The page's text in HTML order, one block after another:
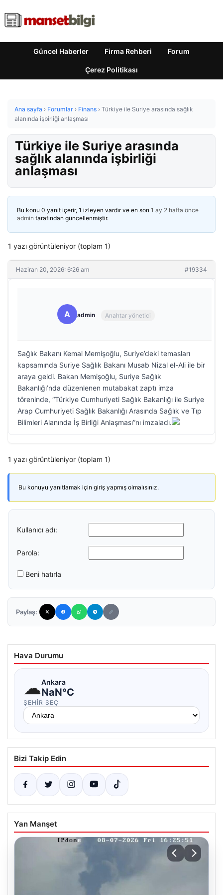
Güncel Haberler Firma Rehberi Forum
Çerez Politikası
Ana sayfa › Forumlar › Finans › Türkiye ile Suriye arasında sağlık
alanında işbirliği anlaşması
Türkiye ile Suriye arasında
sağlık alanında işbirliği
anlaşması
Bu konu 0 yanıt içerir, 1 izleyen vardır ve en son 1 ay 2 hafta önce
admin tarafından güncellenmiştir.
1 yazı görüntüleniyor (toplam 1)
Haziran 20, 2026: 6:26 am #19334
A admin Anahtar yönetici
Sağlık Bakanı Kemal Memişoğlu, Suriye’deki temasları
kapsamında Suriye Sağlık Bakanı Musab Nizal el-Ali ile bir
araya geldi. Bakan Memişoğlu, Suriye Sağlık
Bakanlığı’nda düzenlenen mutabakat zaptı imza
töreninde, “Türkiye Cumhuriyeti Sağlık Bakanlığı ile Suriye
Arap Cumhuriyeti Sağlık Bakanlığı Arasında Sağlık ve Tıp
Bilimleri Alanında İş Birliği Anlaşması”nı imzaladı.
1 yazı görüntüleniyor (toplam 1)
Bu konuyu yanıtlamak için giriş yapmış olmalısınız.
Kullanıcı adı:
Parola:
Beni hatırla
Paylaş:
Hava Durumu
☁Ankara
NaN°C
ŞEHIR SEÇ
Bizi Takip Edin
Yan Manşet